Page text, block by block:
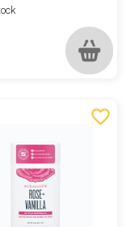
favorite_border